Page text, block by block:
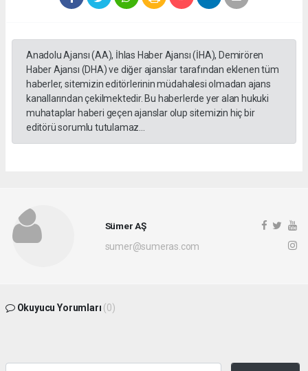
Anadolu Ajansı (AA), İhlas Haber Ajansı (İHA), Demirören
Haber Ajansı (DHA) ve diğer ajanslar tarafından eklenen tüm
haberler, sitemizin editörlerinin müdahalesi olmadan ajans
kanallarından çekilmektedir. Bu haberlerde yer alan hukuki
muhataplar haberi geçen ajanslar olup sitemizin hiç bir
editörü sorumlu tutulamaz...
Sümer AŞ
sumer@sumeras.com
Okuyucu Yorumları (0)